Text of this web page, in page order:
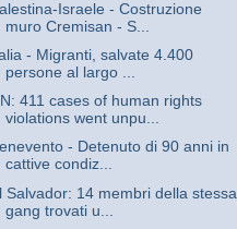
Israele - Costruzione
muro Cremisan - S...
- Migranti, salvate 4.400
persone al largo ...
411 cases of human rights
violations went unpu...
- Detenuto di 90 anni in
cattive condiz...
Salvador: 14 membri della stessa
gang trovati u...